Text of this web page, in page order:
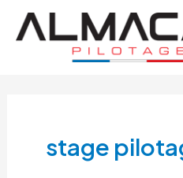
Aller
stage